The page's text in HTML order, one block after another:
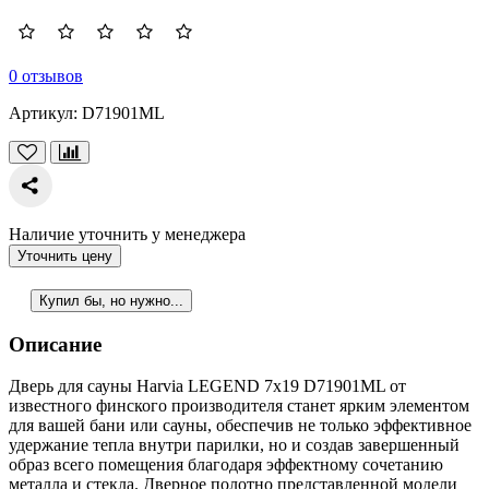
0 отзывов
Артикул: D71901ML
Наличие уточнить у менеджера
Уточнить цену
Купил бы, но нужно...
Описание
Дверь для сауны Harvia LEGEND 7х19 D71901МL от
известного финского производителя станет ярким элементом
для вашей бани или сауны, обеспечив не только эффективное
удержание тепла внутри парилки, но и создав завершенный
образ всего помещения благодаря эффектному сочетанию
металла и стекла. Дверное полотно представленной модели